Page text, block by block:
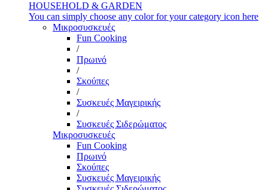
HOUSEHOLD & GARDEN
You can simply choose any color for your category icon here
Μικροσυσκευές
Fun Cooking
/
Πρωινό
/
Σκούπες
/
Συσκευές Μαγειρικής
/
Συσκευές Σιδερώματος
Μικροσυσκευές
Fun Cooking
Πρωινό
Σκούπες
Συσκευές Μαγειρικής